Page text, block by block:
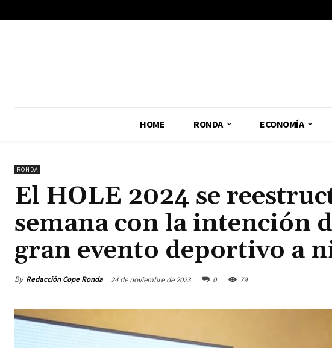
HOME RONDA ECONOMÍA
RONDA
El HOLE 2024 se
semana con la intención
gran evento deportivo a
By Redacción Cope Ronda 24 de noviembre de 2023 0 79